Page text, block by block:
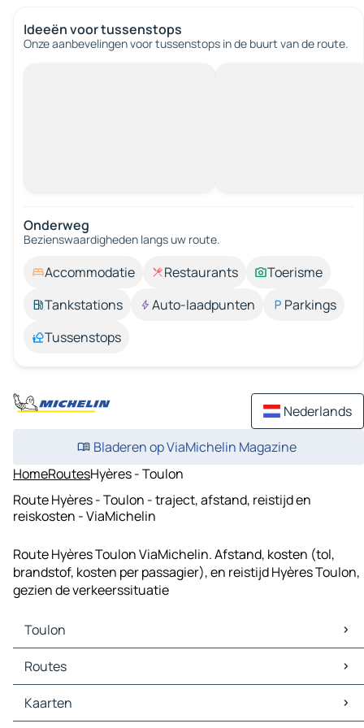
Ideeën voor tussenstops
Onze aanbevelingen voor tussenstops in de buurt van de route.
Onderweg
Bezienswaardigheden langs uw route.
Accommodatie Restaurants
Toerisme
Tankstations
Auto-laadpunten
Parkings
Tussenstops
Nederlands
Bladeren op ViaMichelin Magazine
HomeRoutesHyères - Toulon
Route Hyères - Toulon - traject, afstand, reistijd en
reiskosten - ViaMichelin
Route Hyères Toulon ViaMichelin. Afstand, kosten (tol,
brandstof, kosten per passagier), en reistijd Hyères Toulon,
gezien de verkeerssituatie
Toulon
Toulon Kaarten
Toulon Verkeer
Toulon Hotels
Toulon Restaurants
Routes
Routes Toulon - Marseille
Routes Toulon - La Seyne-sur-Mer
Kaarten